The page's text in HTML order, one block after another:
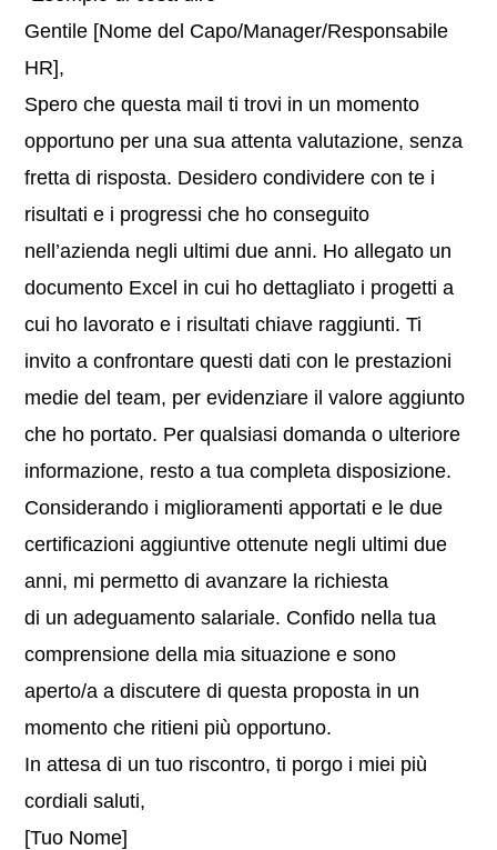
Gentile [Nome del Capo/Manager/Responsabile
HR],
Spero che questa mail ti trovi in un momento
opportuno per una sua attenta valutazione, senza
fretta di risposta. Desidero condividere con te i
risultati e i progressi che ho conseguito
nell’azienda negli ultimi due anni. Ho allegato un
documento Excel in cui ho dettagliato i progetti a
cui ho lavorato e i risultati chiave raggiunti. Ti
invito a confrontare questi dati con le prestazioni
medie del team, per evidenziare il valore aggiunto
che ho portato. Per qualsiasi domanda o ulteriore
informazione, resto a tua completa disposizione.
Considerando i miglioramenti apportati e le due
certificazioni aggiuntive ottenute negli ultimi due
anni, mi permetto di avanzare la richiesta
di un adeguamento salariale. Confido nella tua
comprensione della mia situazione e sono
aperto/a a discutere di questa proposta in un
momento che ritieni più opportuno.
In attesa di un tuo riscontro, ti porgo i miei più
cordiali saluti,
[Tuo Nome]